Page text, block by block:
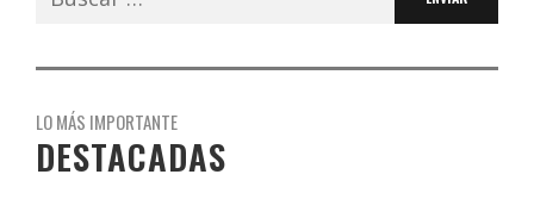
LO MÁS IMPORTANTE
DESTACADAS